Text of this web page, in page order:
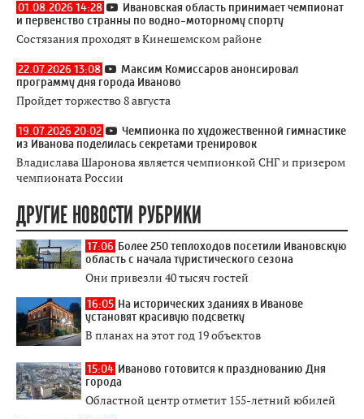
01.08.2026 14:28
Ивановская область принимает чемпионат
и первенство странны по водно-моторному спорту
Состязания проходят в Кинешемском районе
22.07.2026 13:08
Максим Комиссаров анонсировал
программу дня города Иваново
Пройдет торжество 8 августа
19.07.2026 20:02
Чемпионка по художественной гимнастике
из Иванова поделилась секретами тренировок
Владислава Шаронова является чемпионкой СНГ и призером
чемпионата России
ДРУГИЕ НОВОСТИ РУБРИКИ
17:06 Более 250 теплоходов посетили Ивановскую
область с начала туристического сезона
Они привезли 40 тысяч гостей
16:05 На исторических зданиях в Иванове
установят красивую подсветку
В планах на этот год 19 объектов
15:04 Иваново готовится к празднованию Дня
города
Областной центр отметит 155-летний юбилей